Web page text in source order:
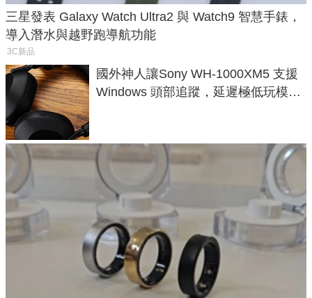
三星發表 Galaxy Watch Ultra2 與 Watch9 智慧手錶，
導入潛水與越野跑導航功能
3C新品
國外神人讓Sony WH-1000XM5 支援
Windows 頭部追蹤，延遲極低玩模擬